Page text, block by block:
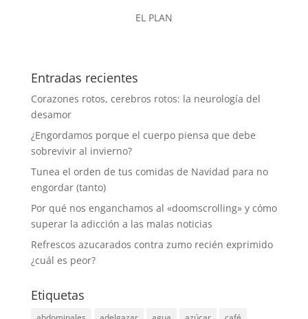
EL PLAN
Entradas recientes
Corazones rotos, cerebros rotos: la neurología del
desamor
¿Engordamos porque el cuerpo piensa que debe
sobrevivir al invierno?
Tunea el orden de tus comidas de Navidad para no
engordar (tanto)
Por qué nos enganchamos al «doomscrolling» y cómo
superar la adicción a las malas noticias
Refrescos azucarados contra zumo recién exprimido
¿cuál es peor?
Etiquetas